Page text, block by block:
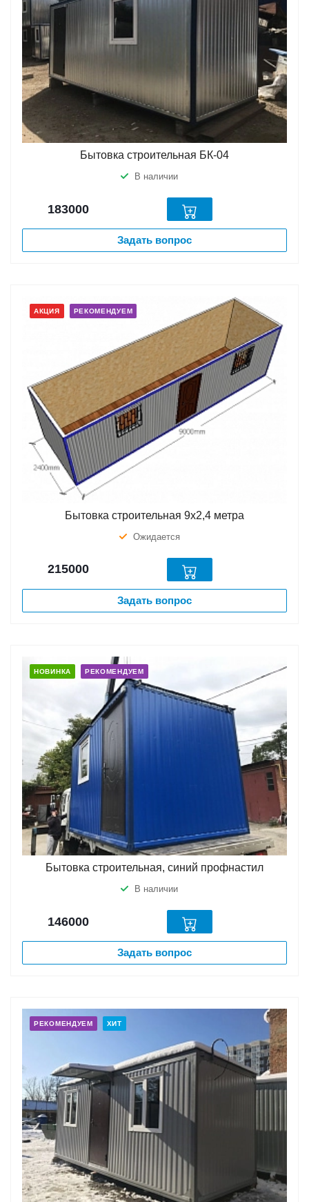
Бытовка строительная БК-04
В наличии
183000
Задать вопрос
АКЦИЯ РЕКОМЕНДУЕМ
Бытовка строительная 9х2,4 метра
Ожидается
215000
Задать вопрос
НОВИНКА РЕКОМЕНДУЕМ
Бытовка строительная, синий профнастил
В наличии
146000
Задать вопрос
РЕКОМЕНДУЕМ ХИТ